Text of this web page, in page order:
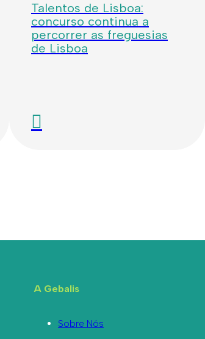
Talentos de Lisboa:
concurso continua a
percorrer as freguesias
de Lisboa
A Gebalis
Sobre Nós